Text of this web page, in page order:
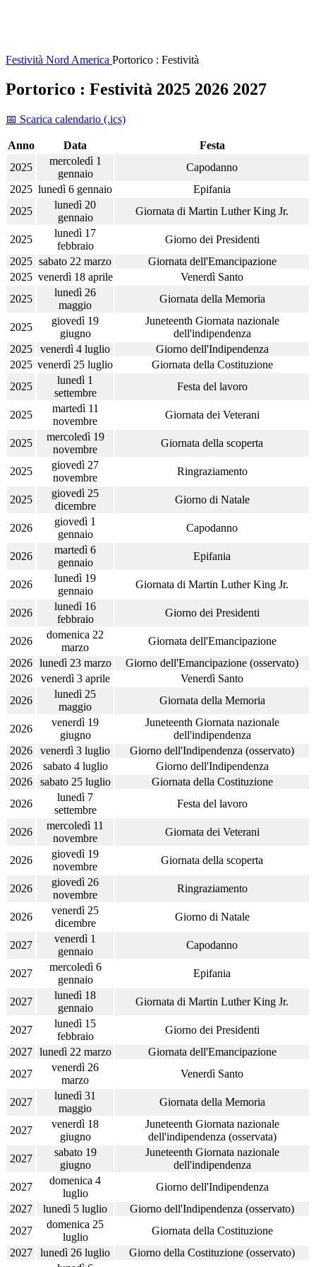
Festività Nord America Portorico : Festività
Portorico : Festività 2025 2026 2027
📅 Scarica calendario (.ics)
Anno Data
Festa
2025
mercoledì 1
gennaio
Capodanno
2025 lunedì 6 gennaio
Epifania
2025
lunedì 20
gennaio
Giornata di Martin Luther King Jr.
2025
lunedì 17
febbraio
Giorno dei Presidenti
2025 sabato 22 marzo
Giornata dell'Emancipazione
2025 venerdì 18 aprile
Venerdì Santo
2025
lunedì 26
maggio
Giornata della Memoria
2025
giovedì 19
giugno
Juneteenth Giornata nazionale
dell'indipendenza
2025
venerdì 4 luglio
Giorno dell'Indipendenza
2025 venerdì 25 luglio
Giornata della Costituzione
2025
lunedì 1
settembre
Festa del lavoro
2025
martedì 11
novembre
Giornata dei Veterani
2025
mercoledì 19
novembre
Giornata della scoperta
2025
giovedì 27
novembre
Ringraziamento
2025
giovedì 25
dicembre
Giorno di Natale
2026
giovedì 1
gennaio
Capodanno
2026
martedì 6
gennaio
Epifania
2026
lunedì 19
gennaio
Giornata di Martin Luther King Jr.
2026
lunedì 16
febbraio
Giorno dei Presidenti
2026
domenica 22
marzo
Giornata dell'Emancipazione
2026 lunedì 23 marzo
Giorno dell'Emancipazione (osservato)
2026
venerdì 3 aprile
Venerdì Santo
2026
lunedì 25
maggio
Giornata della Memoria
2026
venerdì 19
giugno
Juneteenth Giornata nazionale
dell'indipendenza
2026
venerdì 3 luglio
Giorno dell'Indipendenza (osservato)
2026
sabato 4 luglio
Giorno dell'Indipendenza
2026
sabato 25 luglio
Giornata della Costituzione
2026
lunedì 7
settembre
Festa del lavoro
2026
mercoledì 11
novembre
Giornata dei Veterani
2026
giovedì 19
novembre
Giornata della scoperta
2026
giovedì 26
novembre
Ringraziamento
2026
venerdì 25
dicembre
Giorno di Natale
2027
venerdì 1
gennaio
Capodanno
2027
mercoledì 6
gennaio
Epifania
2027
lunedì 18
gennaio
Giornata di Martin Luther King Jr.
2027
lunedì 15
febbraio
Giorno dei Presidenti
2027 lunedì 22 marzo
Giornata dell'Emancipazione
2027
venerdì 26
marzo
Venerdì Santo
2027
lunedì 31
maggio
Giornata della Memoria
2027
venerdì 18
giugno
Juneteenth Giornata nazionale
dell'indipendenza (osservata)
2027
sabato 19
giugno
Juneteenth Giornata nazionale
dell'indipendenza
2027
domenica 4
luglio
Giorno dell'Indipendenza
2027
lunedì 5 luglio
Giorno dell'Indipendenza (osservato)
2027
domenica 25
luglio
Giornata della Costituzione
2027
lunedì 26 luglio
Giorno della Costituzione (osservato)